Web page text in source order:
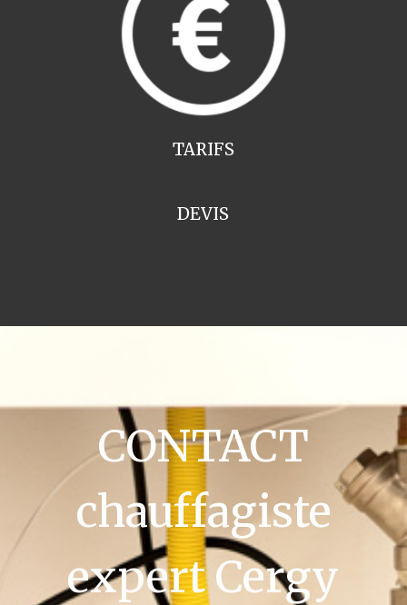
TARIFS
DEVIS
CONTACT
chauffagiste
expert Cergy